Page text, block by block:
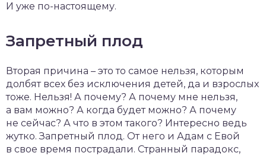
И уже по-настоящему.
Запретный плод
Вторая причина – это то самое нельзя, которым
долбят всех без исключения детей, да и взрослых
тоже. Нельзя! А почему? А почему мне нельзя,
а вам можно? А когда будет можно? А почему
не сейчас? А что в этом такого? Интересно ведь
жутко. Запретный плод. От него и Адам с Евой
в свое время пострадали. Странный парадокс,